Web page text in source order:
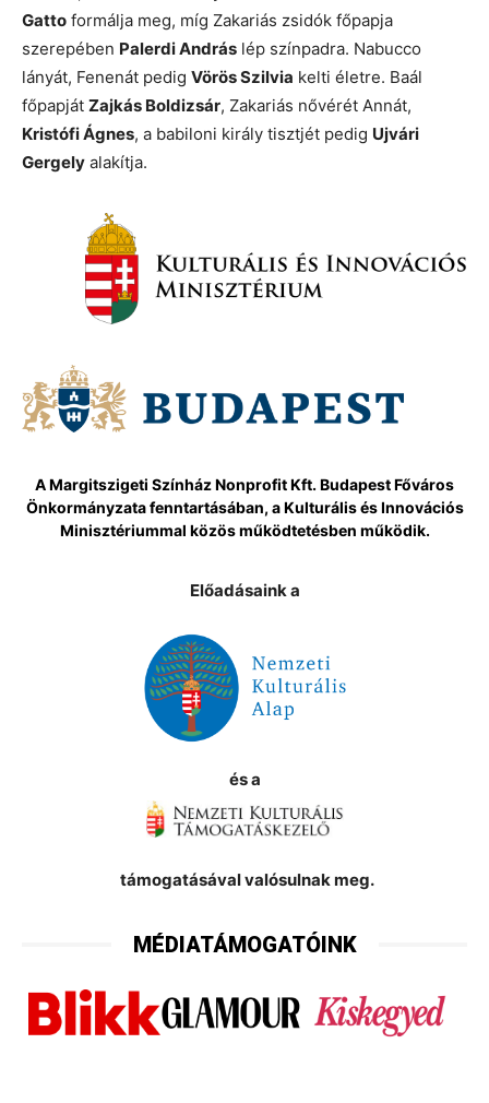
Gatto formálja meg, míg Zakariás zsidók főpapja
szerepében Palerdi András lép színpadra. Nabucco
lányát, Fenenát pedig Vörös Szilvia kelti életre. Baál
főpapját Zajkás Boldizsár, Zakariás nővérét Annát,
Kristófi Ágnes, a babiloni király tisztjét pedig Ujvári
Gergely alakítja.
A Margitszigeti Színház Nonprofit Kft. Budapest Főváros
Önkormányzata fenntartásában, a Kulturális és Innovációs
Minisztériummal közös működtetésben működik.
Előadásaink a
és a
támogatásával valósulnak meg.
MÉDIATÁMOGATÓINK